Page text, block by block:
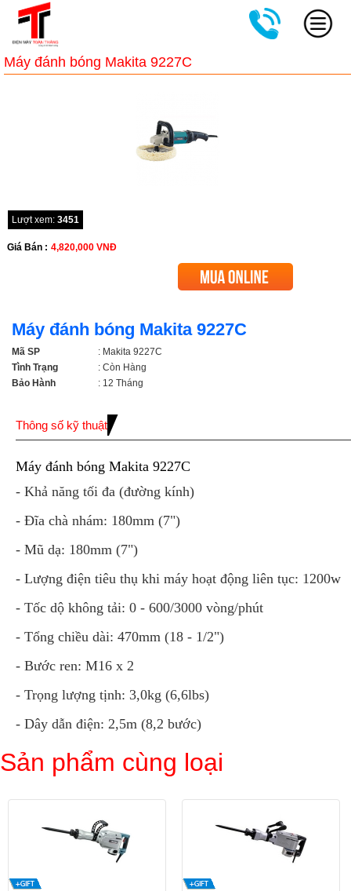
Máy đánh bóng Makita 9227C
Lượt xem: 3451
Giá Bán : 4,820,000 VNĐ
Máy đánh bóng Makita 9227C
Mã SP
: Makita 9227C
Tình Trạng
: Còn Hàng
Bảo Hành
: 12 Tháng
Thông số kỹ thuật
Máy đánh bóng Makita 9227C
- Khả năng tối đa (đường kính)
- Đĩa chà nhám: 180mm (7")
- Mũ dạ: 180mm (7")
- Lượng điện tiêu thụ khi máy hoạt động liên tục: 1200w
- Tốc dộ không tải: 0 - 600/3000 vòng/phút
- Tổng chiều dài: 470mm (18 - 1/2")
- Bước ren: M16 x 2
- Trọng lượng tịnh: 3,0kg (6,6lbs)
- Dây dẫn điện: 2,5m (8,2 bước)
Sản phẩm cùng loại